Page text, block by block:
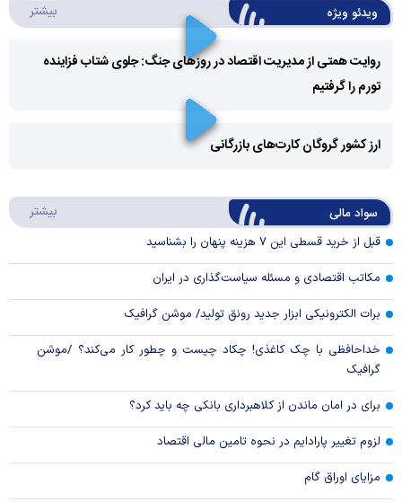
ویدئو ویژه بیشتر
Play
Video
روایت همتی از مدیریت اقتصاد در روزهای جنگ: جلوی شتاب فزاینده
تورم را گرفتیم
Video
ارز کشور گروگان کارت‌های بازرگانی
سواد مالی بیشتر
قبل از خرید قسطی این ۷ هزینه پنهان را بشناسید
مکاتب اقتصادی و مسئله سیاست‌گذاری در ایران
برات الکترونیکی ابزار جدید رونق تولید/ موشن گرافیک
خداحافظی با چک کاغذی! چکاد چیست و چطور کار می‌کند؟ /موشن
گرافیک
برای در امان ماندن از کلاهبرداری بانکی چه باید کرد؟
لزوم تغییر پارادایم در نحوه تامین مالی اقتصاد
مزایای اوراق گام